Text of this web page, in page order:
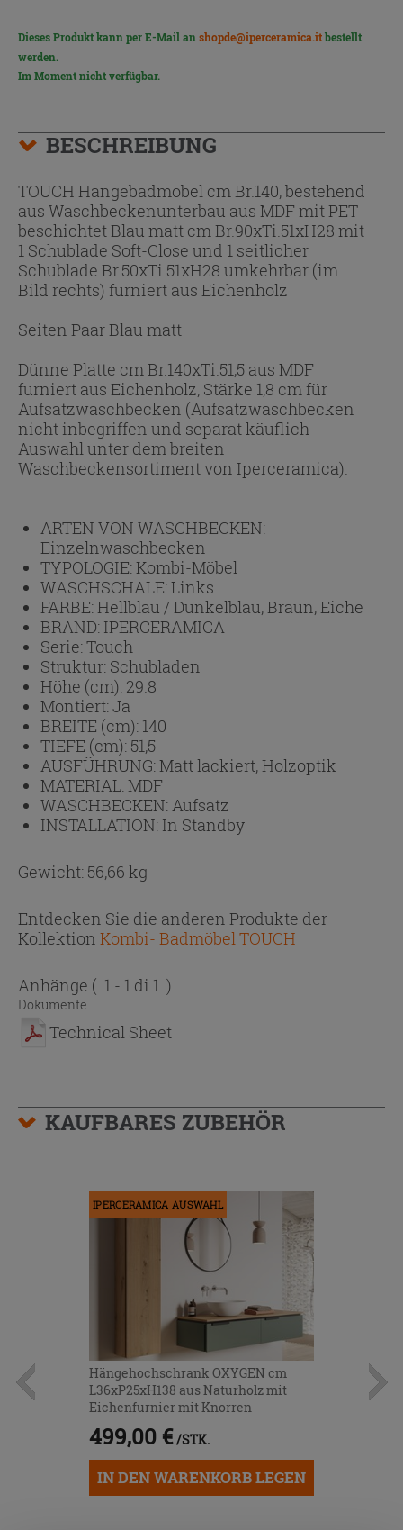
Dieses Produkt kann per E-Mail anshopde@iperceramica.itbestellt
werden.
Im Moment nicht verfügbar.
BESCHREIBUNG
TOUCH Hängebadmöbel cm Br.140, bestehend
aus Waschbeckenunterbau aus MDF mit PET
beschichtet Blau matt cm Br.90xTi.51xH28 mit
1 Schublade Soft-Close und 1 seitlicher
Schublade Br.50xTi.51xH28 umkehrbar (im
Bild rechts) furniert aus Eichenholz
Seiten Paar Blau matt
Dünne Platte cm Br.140xTi.51,5 aus MDF
furniert aus Eichenholz, Stärke 1,8 cm für
Aufsatzwaschbecken (Aufsatzwaschbecken
nicht inbegriffen und separat käuflich -
Auswahl unter dem breiten
Waschbeckensortiment von Iperceramica).
ARTEN VON WASCHBECKEN:
Einzelnwaschbecken
TYPOLOGIE:Kombi-Möbel
WASCHSCHALE:Links
FARBE:Hellblau / Dunkelblau, Braun, Eiche
BRAND: IPERCERAMICA
Serie:Touch
Struktur: Schubladen
Höhe (cm): 29.8
Montiert:Ja
BREITE (cm): 140
TIEFE (cm): 51,5
AUSFÜHRUNG:Matt lackiert, Holzoptik
MATERIAL:MDF
WASCHBECKEN:Aufsatz
INSTALLATION: In Standby
Gewicht: 56,66 kg
Entdecken Sie die anderen Produkte der
Kollektion Kombi- Badmöbel TOUCH
Anhänge ( 1 - 1 di 1 )
Dokumente
Technical Sheet
KAUFBARES ZUBEHÖR
IPERCERAMICA AUSWAHL
Hängehochschrank OXYGEN cm
L36xP25xH138 aus Naturholz mit
Eichenfurnier mit Knorren
499,00 € /STK.
IN DEN WARENKORB LEGEN